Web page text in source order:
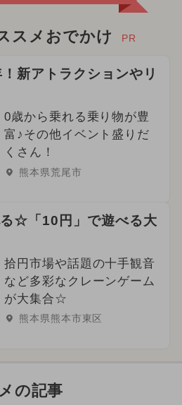
スメおでかけ PR
新アトラクションやリ
0歳から乗れる乗り物が豊
富♪その他イベント盛りだ
くさん！
熊本県荒尾市
☆「10円」で遊べる大
拾円市場や話題の十手観音
など多彩なクレーンゲーム
が大集合☆
熊本県熊本市東区
の記事